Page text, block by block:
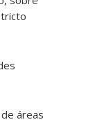
áreas